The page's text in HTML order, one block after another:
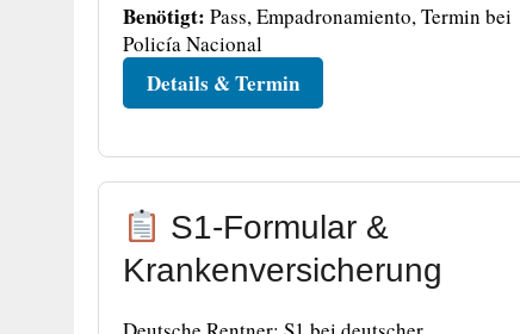
Benötigt: Pass, Empadronamiento, Termin bei
Policía Nacional
Details & Termin
S1-Formular &
Krankenversicherung